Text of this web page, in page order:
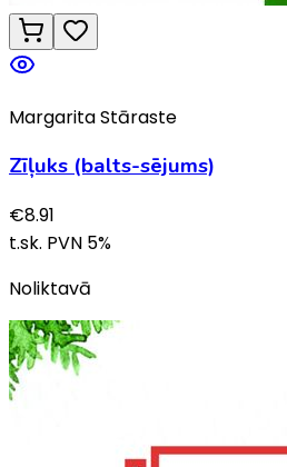
Margarita Stāraste
Zīļuks (balts-sējums)
€8.91
t.sk. PVN 5%
Noliktavā